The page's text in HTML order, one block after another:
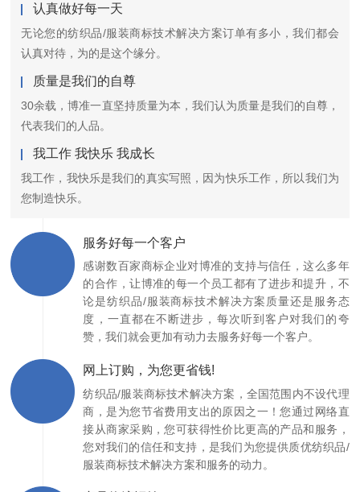
认真做好每一天
无论您的纺织品/服装商标技术解决方案订单有多小，我们都会
认真对待，为的是这个缘分。
质量是我们的自尊
30余载，博准一直坚持质量为本，我们认为质量是我们的自尊，
代表我们的人品。
我工作 我快乐 我成长
我工作，我快乐是我们的真实写照，因为快乐工作，所以我们为
您制造快乐。
服务好每一个客户
感谢数百家商标企业对博准的支持与信任，这么多年
的合作，让博准的每一个员工都有了进步和提升，不
论是纺织品/服装商标技术解决方案质量还是服务态
度，一直都在不断进步，每次听到客户对我们的夸
赞，我们就会更加有动力去服务好每一个客户。
网上订购，为您更省钱!
纺织品/服装商标技术解决方案，全国范围内不设代理
商，是为您节省费用支出的原因之一！您通过网络直
接从商家采购，您可获得性价比更高的产品和服务，
您对我们的信任和支持，是我们为您提供质优纺织品/
服装商标技术解决方案和服务的动力。